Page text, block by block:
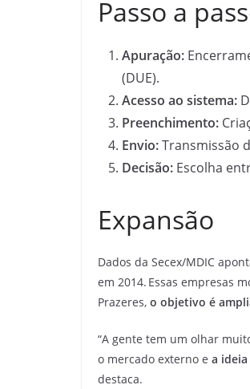
Passo a
Apuração:
(DUE).
Acesso ao sistema:
Preenchimento:
Envio:Transmissão
Decisão: Escolha
Expansão
Dados da Secex/MDIC
em 2014. Essas empresas
Prazeres, o objetivo é
“A gente tem um olhar
o mercado externo e a
destaca.